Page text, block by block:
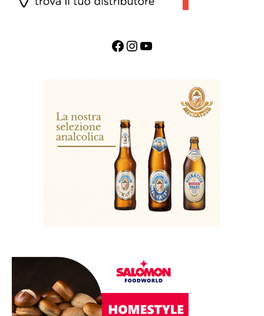
Facebook InstagramYouTube